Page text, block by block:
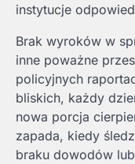
instytucje
Brak wyroków w
inne poważne
policyjnych
bliskich, każdy
nowa porcja
zapada, kiedy
braku dowodów